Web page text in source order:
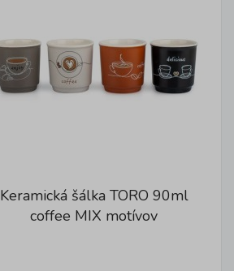
Keramická šálka TORO 90ml
coffee MIX motívov